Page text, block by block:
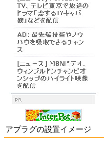
アプラグの設置イメージ